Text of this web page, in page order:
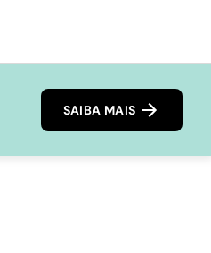
SAIBA MAIS